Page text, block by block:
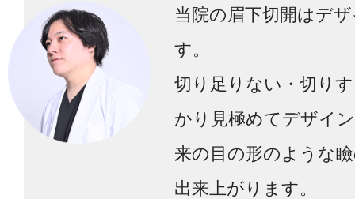
当院の眉下切開はデ
す。
切り足りない・切り
かり見極めてデザイ
来の目の形のような
出来上がります。